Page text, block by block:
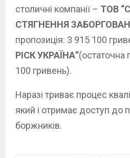
столичні компанії – ТОВ
СТЯГНЕННЯ
пропозиція: 3 915 100
РІСК УКРАЇНА”(остаточна
100 гривень).
Наразі триває процес
який і отримає доступ до
боржників.